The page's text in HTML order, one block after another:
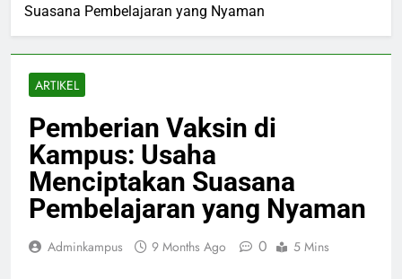
Suasana Pembelajaran yang Nyaman
ARTIKEL
Pemberian Vaksin di
Kampus: Usaha
Menciptakan Suasana
Pembelajaran yang Nyaman
Adminkampus 9 Months Ago 0 5 Mins